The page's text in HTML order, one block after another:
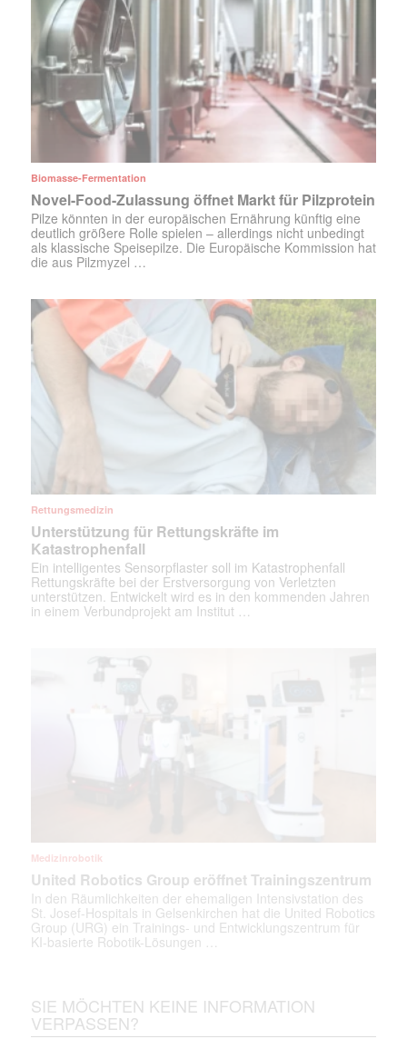
Mit dem |transkript-Newsletter
jede Woche aktuell informiert.
E-
Biomasse-Fermentation
Novel-Food-Zulassung öffnet Markt für Pilzprotein
Pilze könnten in der europäischen Ernährung künftig eine
deutlich größere Rolle spielen – allerdings nicht unbedingt
als klassische Speisepilze. Die Europäische Kommission hat
die aus Pilzmyzel …
Rettungsmedizin
Unterstützung für Rettungskräfte im
Katastrophenfall
Ein intelligentes Sensorpflaster soll im Katastrophenfall
Rettungskräfte bei der Erstversorgung von Verletzten
unterstützen. Entwickelt wird es in den kommenden Jahren
in einem Verbundprojekt am Institut …
Medizinrobotik
United Robotics Group eröffnet Trainingszentrum
In den Räumlichkeiten der ehemaligen Intensivstation des
St. Josef-Hospitals in Gelsenkirchen hat die United Robotics
Group (URG) ein Trainings- und Entwicklungszentrum für
KI-basierte Robotik-Lösungen …
SIE MÖCHTEN KEINE INFORMATION
VERPASSEN?